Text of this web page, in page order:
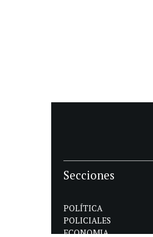
Secciones
POLÍTICA
POLICIALES
ECONOMIA